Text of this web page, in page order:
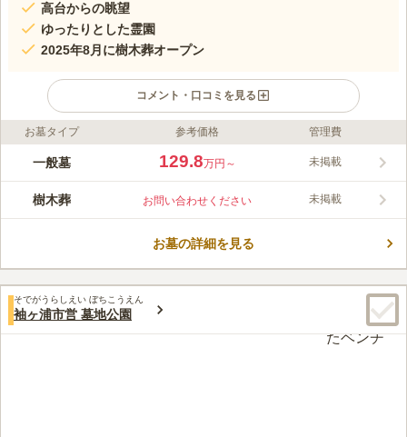
高台からの眺望
ゆったりとした霊園
2025年8月に樹木葬オープン
コメント・口コミを見る
ライフドット編集部のコメント
首都圏・東京湾が一望できる高台の霊園です。天気の良い日は、
明るく開放的で、ゆったりと落ち着いた気持ちでお参りいただま
この霊園はまだ誰からも評価されていません。
お墓タイプ 参考価格 管理費
一般墓 129.8万円～ 未掲載
樹木葬 お問い合わせください 未掲載
お墓の詳細を見る
そでがうらしえい ぼちこうえん
袖ヶ浦市営 墓地公園